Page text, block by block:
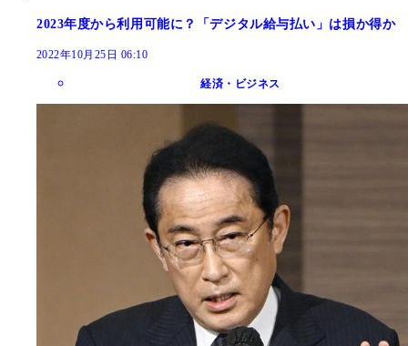
2023年度から利用可能に？「デジタル給与払い」は損か得か
2022年10月25日 06:10
経済・ビジネス